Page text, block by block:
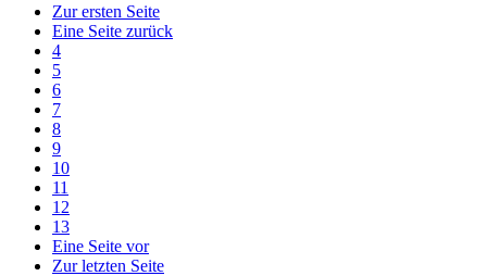
Zur ersten Seite
Eine Seite zurück
4
5
6
7
8
9
10
11
12
13
Eine Seite vor
Zur letzten Seite